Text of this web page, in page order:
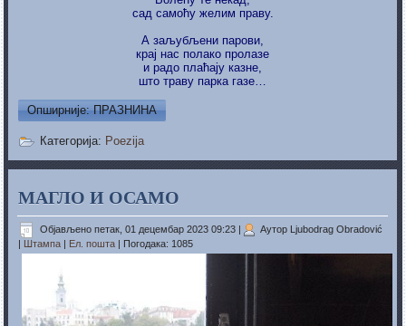
сад самоћу желим праву.
А заљубљени парови,
крај нас полако пролазе
и радо плаћају казне,
што траву парка газе…
Опширније: ПРАЗНИНА
Категорија: Poezija
МАГЛО И ОСАМО
Објављено петак, 01 децембар 2023 09:23 |
Аутор Ljubodrag Obradović
| Штампа | Ел. пошта | Погодака: 1085